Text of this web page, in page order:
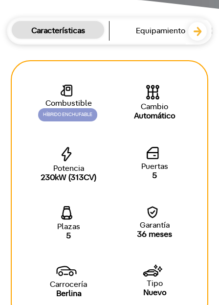
Características Equipamiento
Combustible
HÍBRIDO ENCHUFABLE
Cambio
Automático
Potencia
230kW (313CV)
Puertas
5
Plazas
5
Garantía
36 meses
Carrocería
Berlina
Tipo
Nuevo